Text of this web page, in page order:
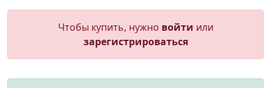
Чтобы купить, нужно войти или
зарегистрироваться